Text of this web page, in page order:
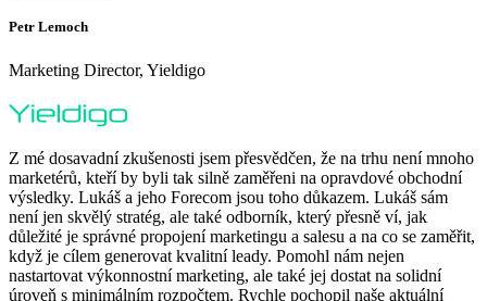
Petr Lemoch
Marketing Director, Yieldigo
Z mé dosavadní zkušenosti jsem přesvědčen, že na trhu není mnoho
marketérů, kteří by byli tak silně zaměřeni na opravdové obchodní
výsledky. Lukáš a jeho Forecom jsou toho důkazem. Lukáš sám
není jen skvělý stratég, ale také odborník, který přesně ví, jak
důležité je správné propojení marketingu a salesu a na co se zaměřit,
když je cílem generovat kvalitní leady. Pomohl nám nejen
nastartovat výkonnostní marketing, ale také jej dostat na solidní
úroveň s minimálním rozpočtem. Rychle pochopil naše aktuální